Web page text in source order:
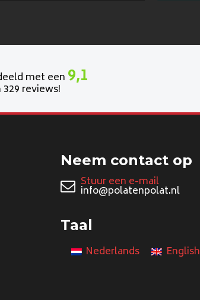
met een 9,1
329 reviews!
Neem contact op
Stuur een e-mail
info@polatenpolat.nl
Taal
Nederlands English